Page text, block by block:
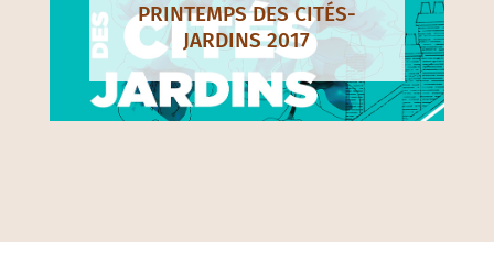
PRINTEMPS DES CITÉS-
JARDINS 2017